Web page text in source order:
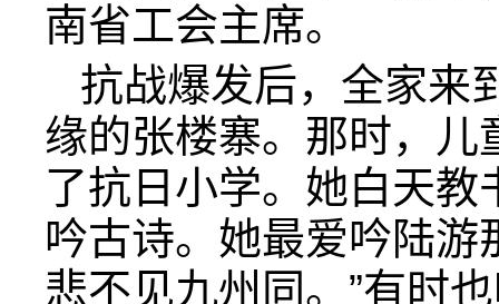
南省工会主席。
抗战爆发后，全家来
缘的张楼寨。那时，儿
了抗日小学。她白天
吟古诗。她最爱吟陆游
悲不见九州同。”有时